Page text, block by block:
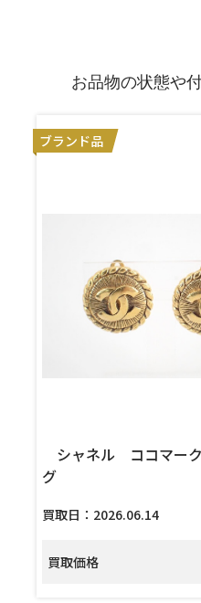
お品物の状態や
ブランド品
シャネル ココマー
グ
買取日：2026.06.14
買取価格